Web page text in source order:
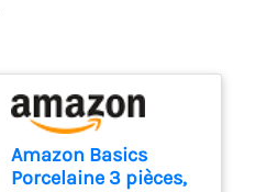
résistants à la rouille.
Vous n'avez donc pas à
vous soucier des produits
chimiques nocifs. Ils sont
également résistants à la
Amazon Basics
Porcelaine 3 pièces,